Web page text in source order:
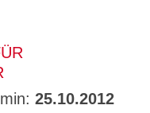
25.10.2012